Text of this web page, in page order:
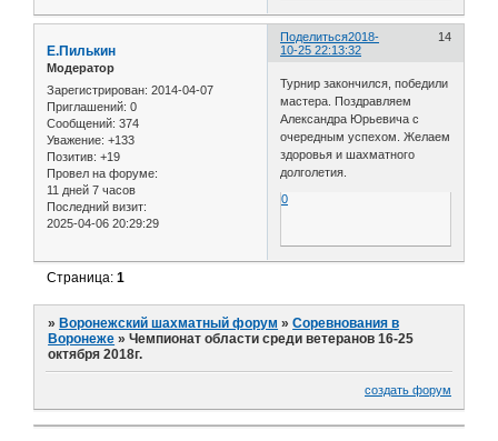
Поделиться 14
2018-
10-25 22:13:32
Е.Пилькин
Модератор
Зарегистрирован: 2014-04-07
Приглашений: 0
Сообщений: 374
Уважение: +133
Позитив: +19
Провел на форуме:
11 дней 7 часов
Последний визит:
2025-04-06 20:29:29
Турнир закончился, победили
мастера. Поздравляем
Александра Юрьевича с
очередным успехом. Желаем
здоровья и шахматного
долголетия.
0
Страница:1
» Воронежский шахматный форум »Соревнования в
Воронеже »Чемпионат области среди ветеранов 16-25
октября 2018г.
создать форум